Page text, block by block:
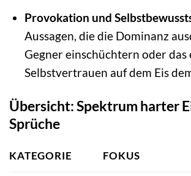
Provokation und
Aussagen, die die Dominanz
Gegner einschüchtern oder das
Selbstvertrauen auf dem Eis
Übersicht: Spektrum harter
Sprüche
KATEGORIE FOKUS